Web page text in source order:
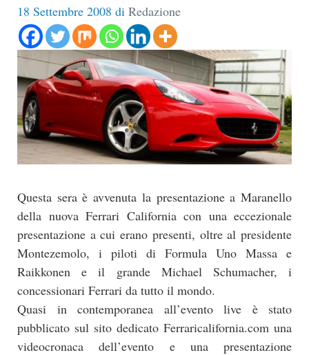
18 Settembre 2008 di Redazione
Questa sera è avvenuta la presentazione a Maranello
della nuova Ferrari California con una eccezionale
presentazione a cui erano presenti, oltre al presidente
Montezemolo, i piloti di Formula Uno Massa e
Raikkonen e il grande Michael Schumacher, i
concessionari Ferrari da tutto il mondo.
Quasi in contemporanea all’evento live è stato
pubblicato sul sito dedicato Ferraricalifornia.com una
videocronaca dell’evento e una presentazione